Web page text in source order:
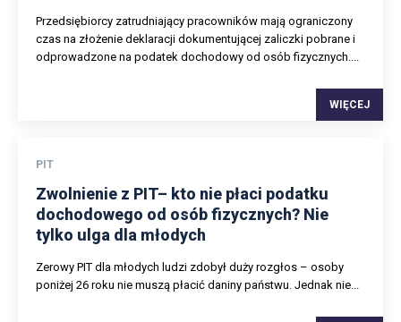
Przedsiębiorcy zatrudniający pracowników mają ograniczony
czas na złożenie deklaracji dokumentującej zaliczki pobrane i
odprowadzone na podatek dochodowy od osób fizycznych....
WIĘCEJ
PIT
Zwolnienie z PIT– kto nie płaci podatku
dochodowego od osób fizycznych? Nie
tylko ulga dla młodych
Zerowy PIT dla młodych ludzi zdobył duży rozgłos – osoby
poniżej 26 roku nie muszą płacić daniny państwu. Jednak nie...